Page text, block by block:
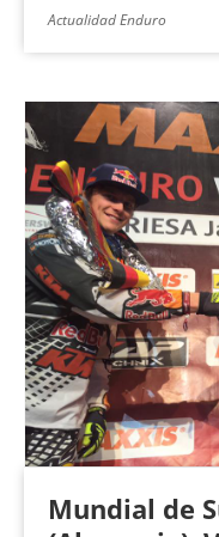
Actualidad Enduro
Mundial de